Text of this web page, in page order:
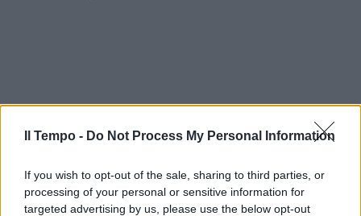
Il Tempo - Do Not Process My Personal Information
If you wish to opt-out of the sale, sharing to third parties, or
processing of your personal or sensitive information for
targeted advertising by us, please use the below opt-out